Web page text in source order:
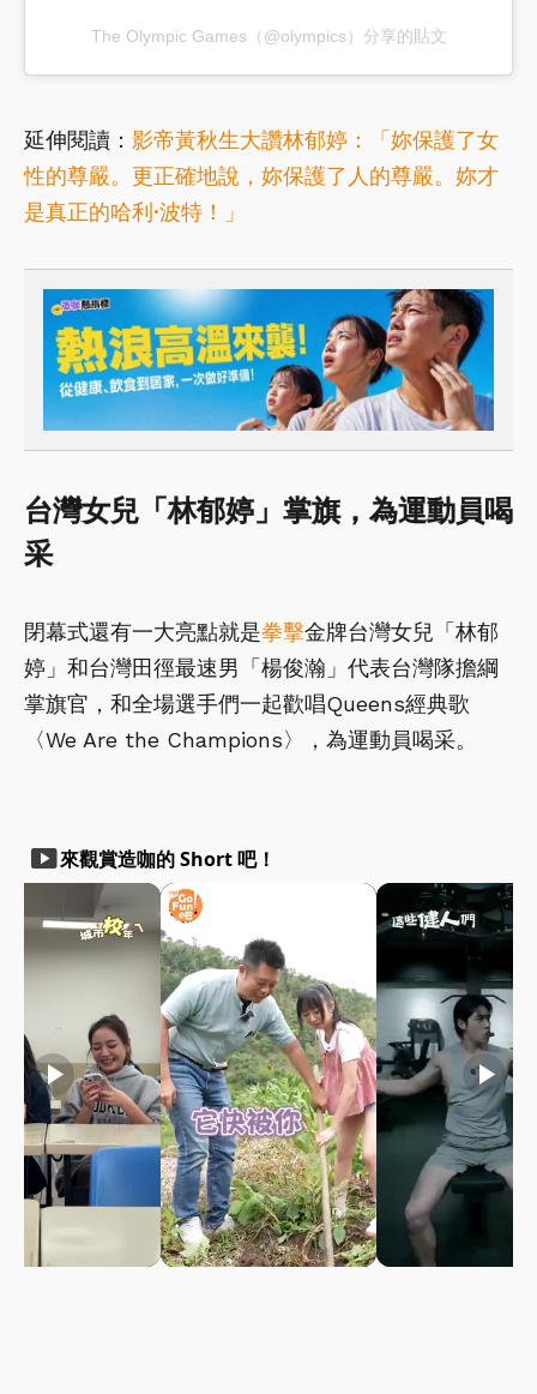
The Olympic Games（@olympics）分享的貼文
延伸閱讀： 影帝黃秋生大讚林郁婷：「妳保護了女
性的尊嚴。更正確地說，妳保護了人的尊嚴。妳才
是真正的哈利·波特！」
台灣女兒「林郁婷」掌旗，為運動員喝
采
閉幕式還有一大亮點就是拳擊金牌台灣女兒「林郁
婷」和台灣田徑最速男「楊俊瀚」代表台灣隊擔綱
掌旗官，和全場選手們一起歡唱Queens經典歌
〈We Are the Champions〉，為運動員喝采。
smart_display來觀賞造咖的 Short 吧！
play_arrow play_arrow play_arrow